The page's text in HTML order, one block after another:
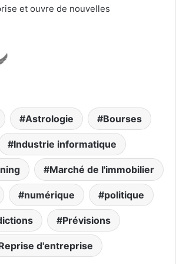
et ouvre de nouvelles
Astrologie Bourses
Industrie informatique
Marché de l'immobilier
numérique politique
Prévisions
d'entreprise